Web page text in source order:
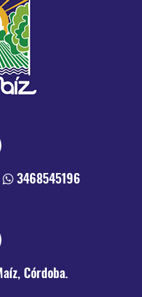
3468545196
Córdoba.